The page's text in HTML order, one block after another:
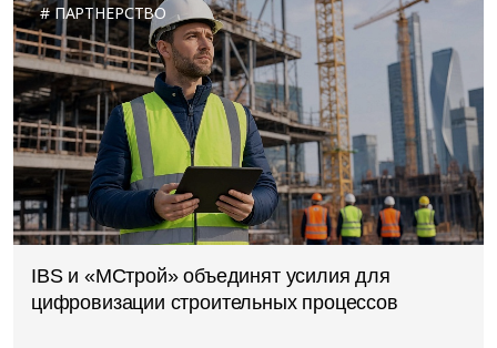
ПАРТНЕРСТВО
IBS и «МСтрой» объединят усилия для
цифровизации строительных процессов